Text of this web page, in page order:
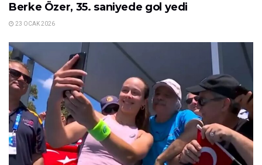
Berke Özer, 35. saniyede gol yedi
23 OCAK 2026